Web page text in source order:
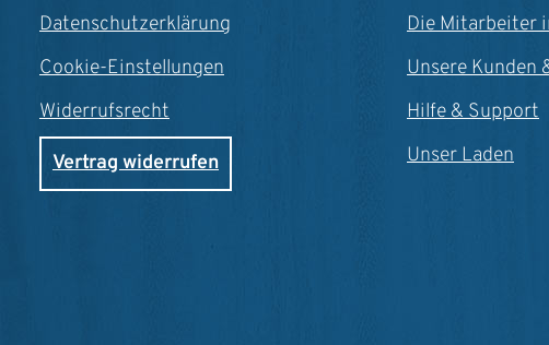
Datenschutzerklärung
Cookie-Einstellungen
Widerrufsrecht
Vertrag widerrufen
Die Mitarbeiter
Unsere Kunden
Hilfe & Support
Unser Laden